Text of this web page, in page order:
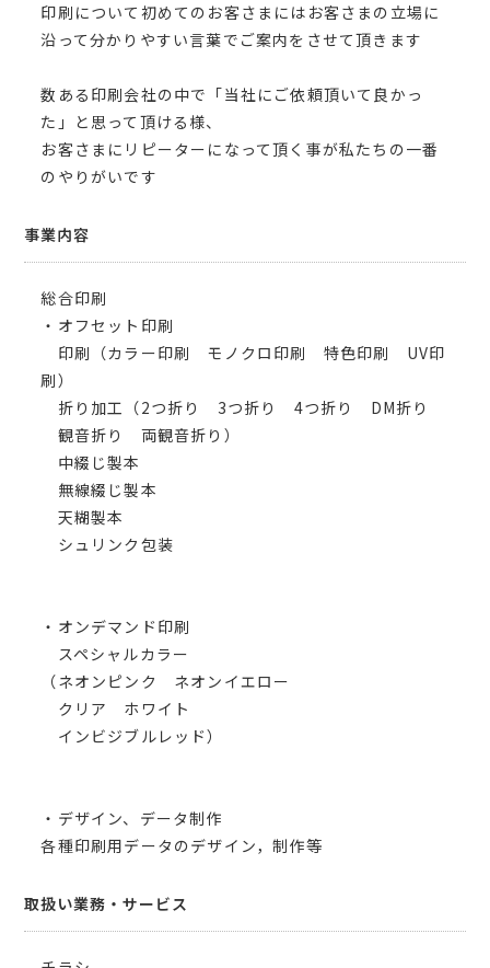
印刷について初めてのお客さまにはお客さまの立場に
沿って分かりやすい言葉でご案内をさせて頂きます
数ある印刷会社の中で「当社にご依頼頂いて良かっ
た」と思って頂ける様、
お客さまにリピーターになって頂く事が私たちの一番
のやりがいです
事業内容
総合印刷
・オフセット印刷
印刷（カラー印刷 モノクロ印刷 特色印刷 UV印
刷）
折り加工（2つ折り 3つ折り 4つ折り DM折り
観音折り 両観音折り）
中綴じ製本
無線綴じ製本
天糊製本
シュリンク包装
・オンデマンド印刷
スペシャルカラー
（ネオンピンク ネオンイエロー
クリア ホワイト
インビジブルレッド）
・デザイン、データ制作
各種印刷用データのデザイン，制作等
取扱い業務・サービス